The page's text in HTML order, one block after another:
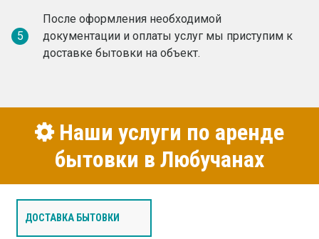
5
После оформления необходимой
документации и оплаты услуг мы приступим к
доставке бытовки на объект.
Наши услуги по аренде
бытовки в Любучанах
ДОСТАВКА БЫТОВКИ